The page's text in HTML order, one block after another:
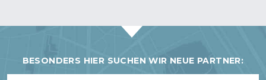
BESONDERS HIER SUCHEN WIR NEUE PARTNER: